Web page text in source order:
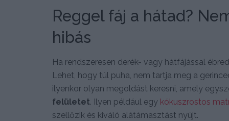
Reggel fáj a hátad?
hibás
Ha rendszeresen derék- vagy hátfájással
Lehet, hogy túl puha, nem tartja meg a
ilyenkor olyan megoldást keresni, amely
felületet. Ilyen például egy kókuszrostos
szellőzik és kiváló alátámasztást nyújt.